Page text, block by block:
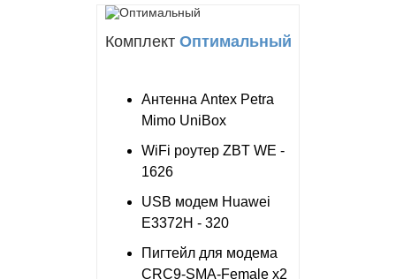
Комплект Оптимальный
Антенна Antex Petra
Mimo UniBox
WiFi роутер ZBT WE -
1626
USB модем Huawei
E3372H - 320
Пигтейл для модема
CRC9-SMA-Female x2